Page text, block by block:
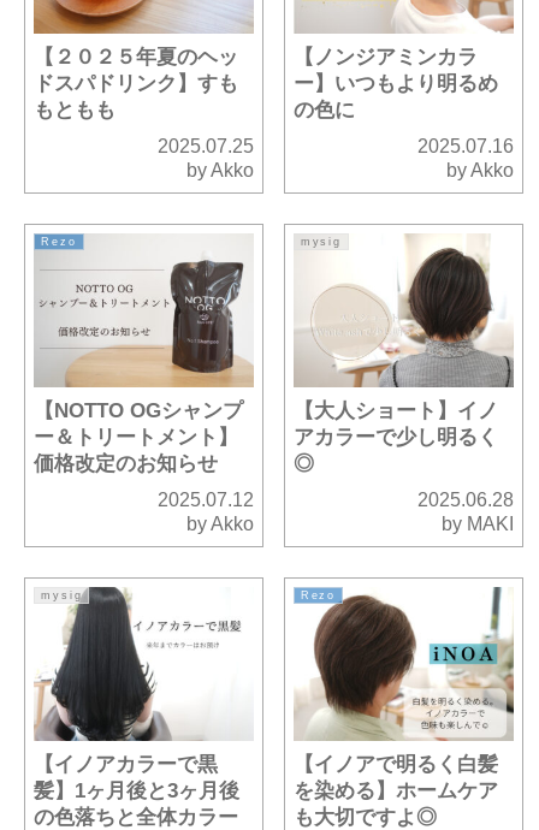
【２０２５年夏のヘッ
ドスパドリンク】すも
もともも
2025.07.25
by Akko
【ノンジアミンカラ
ー】いつもより明るめ
の色に
2025.07.16
by Akko
Rezo
【NOTTO OGシャンプ
ー＆トリートメント】
価格改定のお知らせ
2025.07.12
by Akko
mysig
【大人ショート】イノ
アカラーで少し明るく
◎
2025.06.28
by MAKI
mysig
【イノアカラーで黒
髪】1ヶ月後と3ヶ月後
の色落ちと全体カラー
Rezo
【イノアで明るく白髪
を染める】ホームケア
も大切ですよ◎